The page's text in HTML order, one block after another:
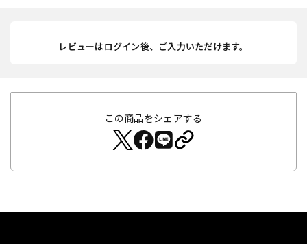
レビューはログイン後、ご入力いただけます。
この商品をシェアする